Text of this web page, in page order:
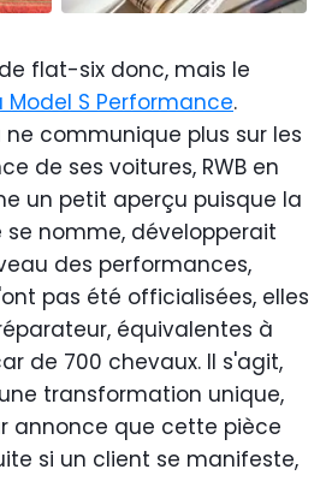
flat-six donc, mais le
Model S Performance.
ne communique plus sur les
de ses voitures, RWB en
un petit aperçu puisque la
se nomme, développerait
des performances,
pas été officialisées, elles
équivalentes à
de 700 chevaux. Il s'agit,
transformation unique,
annonce que cette pièce
si un client se manifeste,